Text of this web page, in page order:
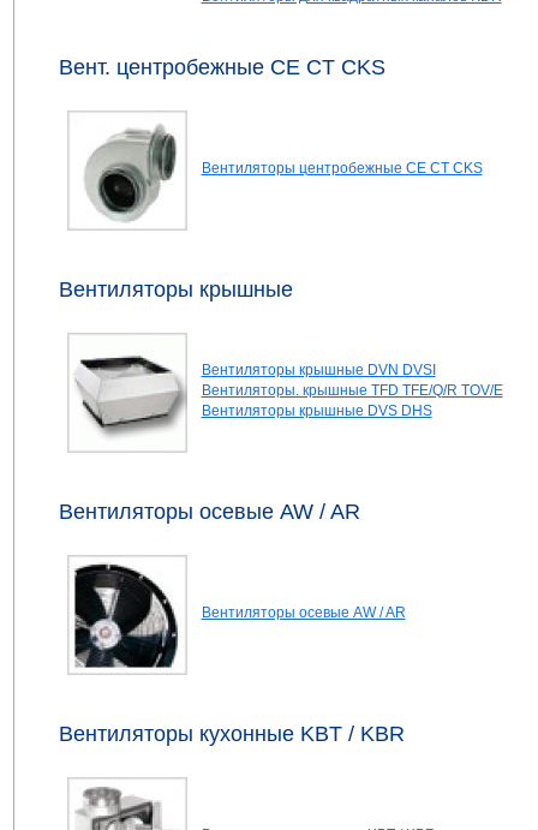
Вент. центробежные CE CT CKS
Вентиляторы центробежные CE CT CKS
Вентиляторы крышные
Вентиляторы крышные DVN DVSI
Вентиляторы. крышные TFD TFE/Q/R TOV/E
Вентиляторы крышные DVS DHS
Вентиляторы осевые AW / AR
Вентиляторы осевые AW / AR
Вентиляторы кухонные KBT / KBR